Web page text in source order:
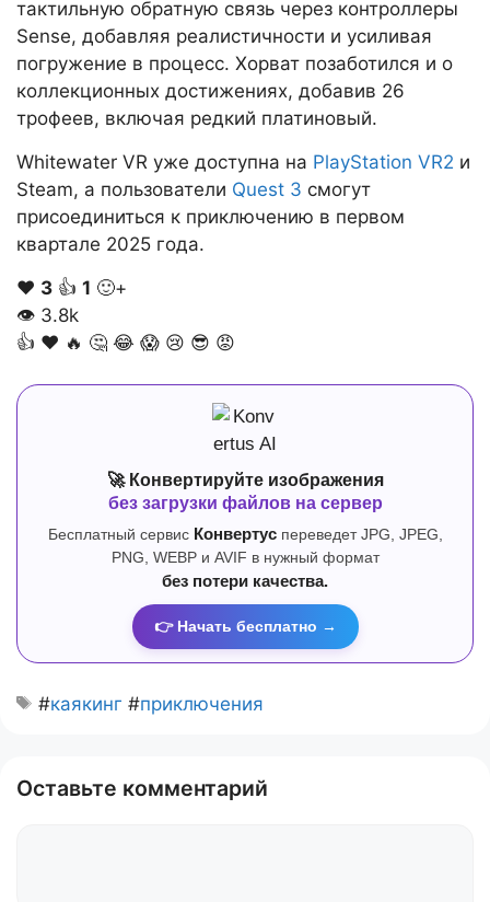
тактильную обратную связь через контроллеры
Sense, добавляя реалистичности и усиливая
погружение в процесс. Хорват позаботился и о
коллекционных достижениях, добавив 26
трофеев, включая редкий платиновый.
Whitewater VR уже доступна на PlayStation VR2 и
Steam, а пользователи Quest 3 смогут
присоединиться к приключению в первом
квартале 2025 года.
❤️ 3 👍 1 🙂+
👁 3.8k
👍 ❤️ 🔥 🤔 😂 😱 😢 😎 😡
🚀 Конвертируйте изображения
без загрузки файлов на сервер
Бесплатный сервис Конвертуспереведет JPG, JPEG,
PNG, WEBP и AVIF в нужный формат
без потери качества.
👉 Начать бесплатно →
#каякинг #приключения
Оставьте комментарий